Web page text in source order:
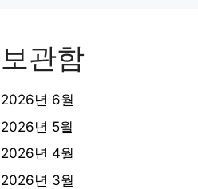
보관함
2026년 6월
2026년 5월
2026년 4월
2026년 3월